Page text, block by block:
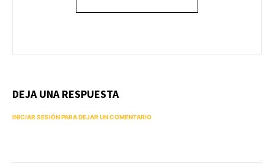
DEJA UNA RESPUESTA
INICIAR SESIÓN PARA DEJAR UN COMENTARIO